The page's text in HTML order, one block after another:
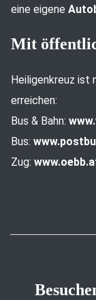
eine eigene
Mit
Heiligenkreuz
erreichen:
Bus & Bahn:
Bus:
Zug: